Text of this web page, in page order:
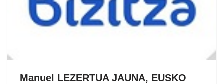
Manuel LEZERTUA JAUNA, EUSKO